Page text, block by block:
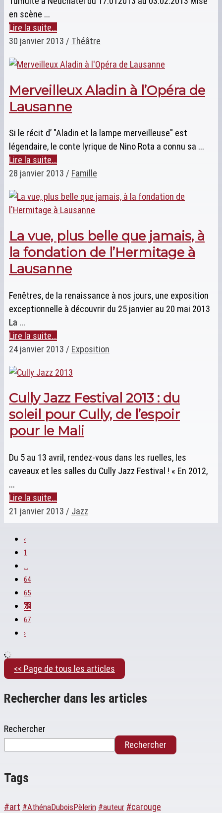
en scène ...
Lire la suite…
30 janvier 2013 / Théâtre
Merveilleux Aladin à l’Opéra de
Lausanne
Si le récit d’ "Aladin et la lampe merveilleuse" est
légendaire, le conte lyrique de Nino Rota a connu sa ...
Lire la suite…
28 janvier 2013 / Famille
La vue, plus belle que jamais, à
la fondation de l’Hermitage à
Lausanne
Fenêtres, de la renaissance à nos jours, une exposition
exceptionnelle à découvrir du 25 janvier au 20 mai 2013
La ...
Lire la suite…
24 janvier 2013 / Exposition
Cully Jazz Festival 2013 : du
soleil pour Cully, de l’espoir
pour le Mali
Du 5 au 13 avril, rendez-vous dans les ruelles, les
caveaux et les salles du Cully Jazz Festival ! « En 2012,
...
Lire la suite…
21 janvier 2013 / Jazz
‹
1
…
64
65
66
67
›
<< Page de tous les articles
Rechercher dans les articles
Rechercher
Rechercher
Tags
#art #AthénaDuboisPèlerin #auteur #carouge